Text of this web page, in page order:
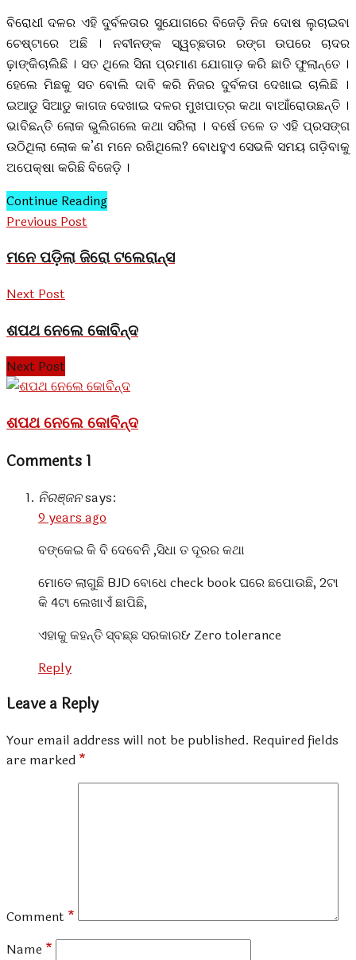
ବିରୋଧୀ ଦଳର ଏହି ଦୁର୍ବଳତାର ସୁଯୋଗରେ ବିଜେଡ଼ି ନିଜ ଦୋଷ ଲୁଚାଇବା
ଚେଷ୍ଟାରେ ଅଛି । ନବୀନଙ୍କ ସ୍ୱଚ୍ଛତାର ରଙ୍ଗ ଉପରେ ଚାଦର
ଢ଼ାଙ୍କିଚାଲିଛି । ସତ ଥିଲେ ସିନା ପ୍ରମାଣ ଯୋଗାଡ଼ କରି ଛାତି ଫୁଲାନ୍ତେ ।
ହେଲେ ମିଛକୁ ସତ ବୋଲି ଦାବି କରି ନିଜର ଦୁର୍ବଳତା ଦେଖାଇ ଚାଲିଛି ।
ଇଆଡୁ ସିଆଡୁ କାଗଜ ଦେଖାଇ ଦଳର ମୁଖପାତ୍ର କଥା ବାଆଁରୋଉଛନ୍ତି ।
ଭାବିଛନ୍ତି ଲୋକ ଭୁଲିଗଲେ କଥା ସରିଲା । ବର୍ଷେ ତଳେ ତ ଏହି ପ୍ରସଙ୍ଗ
ଉଠିଥିଲା ଲୋକ କ’ଣ ମନେ ରଖିଥିଲେ? ବୋଧହୁଏ ସେଭଳି ସମୟ ଗଡ଼ିବାକୁ
ଅପେକ୍ଷା କରିଛି ବିଜେଡ଼ି ।
Continue Reading
Previous Post
ମନେ ପଡ଼ିଲା ଜିରୋ ଟଲେରାନ୍ସ
Next Post
ଶପଥ ନେଲେ କୋବିନ୍ଦ
Next Post
ଶପଥ ନେଲେ କୋବିନ୍ଦ
Comments1
ନିରଞ୍ଜନsays:
9 years ago
ବଙ୍କେଇ କି ବି ଦେବେନି ,ସିଧା ତ ଦୂରର କଥା
ମୋତେ ଲାଗୁଛି BJD ବୋଧେ check book ଘରେ ଛପୋଉଛି, 2ଟା
କି 4ଟା ଲେଖାଏଁ ଛାପିଛି,
ଏହାକୁ କହନ୍ତି ସ୍ବଛ୍ଛ ସରକାର& Zero tolerance
Reply
Leave a Reply
Your email address will not be published. Required fields
are marked *
Comment *
Name *